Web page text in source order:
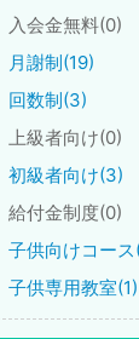
入会金無料(0)
月謝制(19)
回数制(3)
上級者向け(0)
初級者向け(3)
給付金制度(0)
子供向けコース
子供専用教室(1)